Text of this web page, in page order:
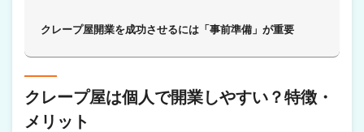
クレープ屋開業を成功させるには「事前準備」が重要
クレープ屋は個人で開業しやすい？特徴・
メリット